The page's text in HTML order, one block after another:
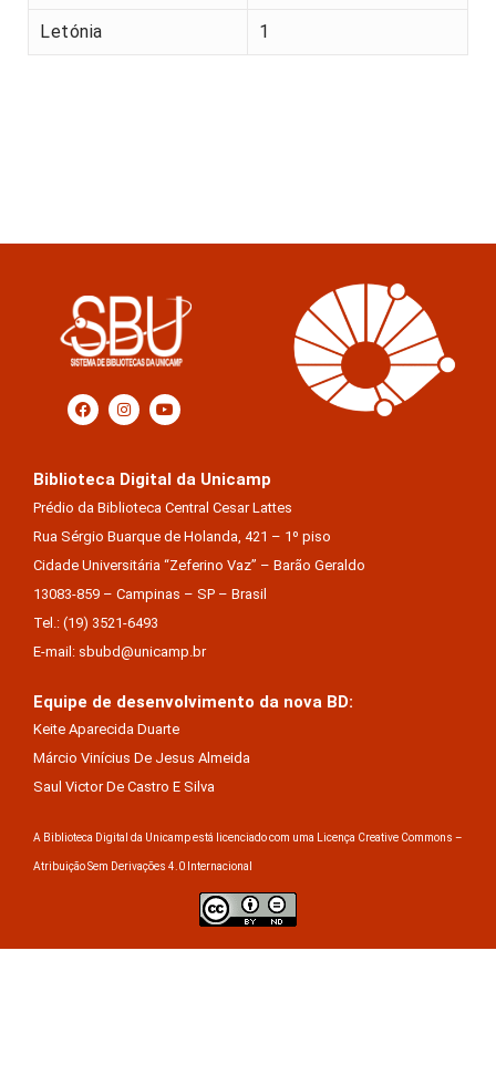
Letónia 1
Biblioteca Digital da Unicamp
Prédio da Biblioteca Central Cesar Lattes
Rua Sérgio Buarque de Holanda, 421 – 1º piso
Cidade Universitária “Zeferino Vaz” – Barão Geraldo
13083-859 – Campinas – SP – Brasil
Tel.: (19) 3521-6493
E-mail: sbubd@unicamp.br
Equipe de desenvolvimento da nova BD:
Keite Aparecida Duarte
Márcio Vinícius De Jesus Almeida
Saul Victor De Castro E Silva
A Biblioteca Digital da Unicamp está licenciado com uma Licença Creative Commons –
Atribuição Sem Derivações 4.0 Internacional